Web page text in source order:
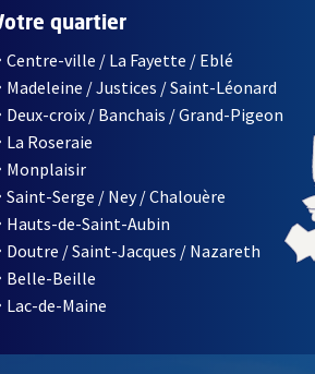
D'INSCRIPTION À LA LETTRE
fenêtre
quartier
Centre-ville / La Fayette / Eblé
Madeleine / Justices / Saint-Léonard
Deux-croix / Banchais / Grand-Pigeon
La Roseraie
Monplaisir
Saint-Serge / Ney / Chalouère
Hauts-de-Saint-Aubin
Doutre / Saint-Jacques / Nazareth
Belle-Beille
Lac-de-Maine